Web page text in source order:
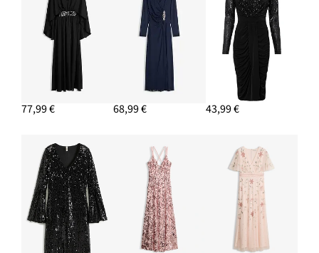
77,99 € 68,99 € 43,99 €